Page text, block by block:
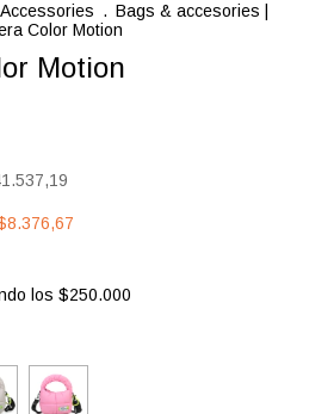
. Bags & accesories |
Color Motion
Motion
los$250.000